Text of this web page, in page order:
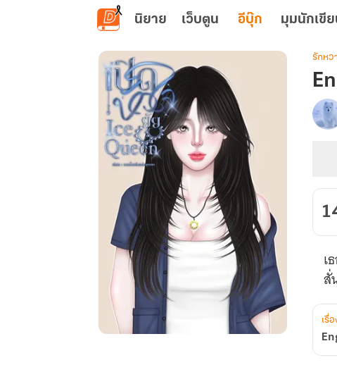
ข้ามไปยังเนื้อหาหลัก
นิยาย เว็บตูน อีบุ๊ก มุมนักเขี
รักหว
เรื่อง
ใจ
ยัย
Ice
เ
สั่
เรื่